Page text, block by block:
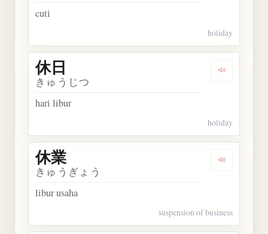
cuti
holiday
Dengarkan
休日
きゅうじつ
hari libur
holiday
Dengarkan
休業
きゅうぎょう
libur usaha
suspension of business